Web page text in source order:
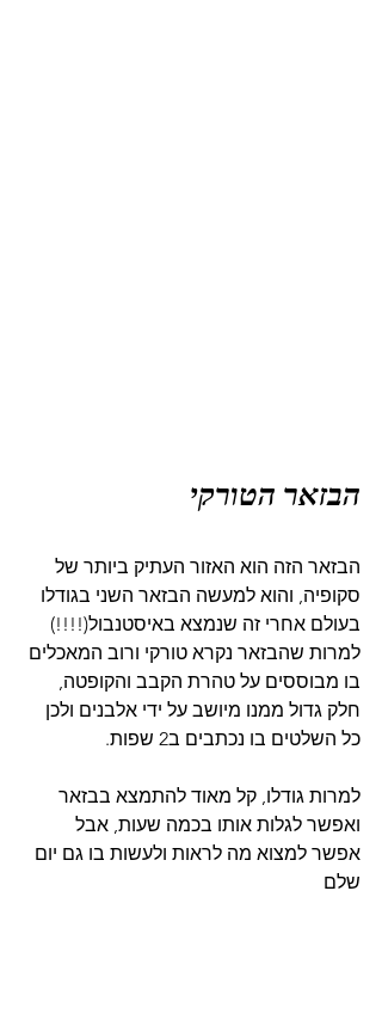
הבזאר הטורקי
הבזאר הזה הוא האזור העתיק ביותר של
סקופיה, והוא למעשה הבזאר השני בגודלו
בעולם אחרי זה שנמצא באיסטנבול(!!!!)
למרות שהבזאר נקרא טורקי ורוב המאכלים
בו מבוססים על טהרת הקבב והקופטה,
חלק גדול ממנו מיושב על ידי אלבנים ולכן
כל השלטים בו נכתבים ב2 שפות.
למרות גודלו, קל מאוד להתמצא בבזאר
ואפשר לגלות אותו בכמה שעות, אבל
אפשר למצוא מה לראות ולעשות בו גם יום
שלם